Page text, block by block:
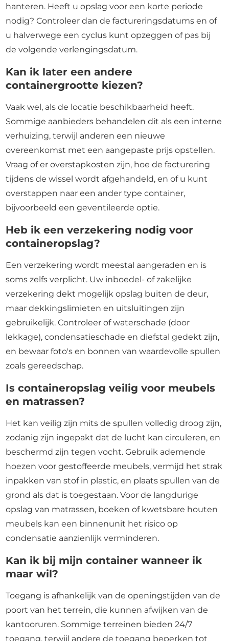
hanteren. Heeft u opslag voor een korte periode
nodig? Controleer dan de factureringsdatums en of
u halverwege een cyclus kunt opzeggen of pas bij
de volgende verlengingsdatum.
Kan ik later een andere
containergrootte kiezen?
Vaak wel, als de locatie beschikbaarheid heeft.
Sommige aanbieders behandelen dit als een interne
verhuizing, terwijl anderen een nieuwe
overeenkomst met een aangepaste prijs opstellen.
Vraag of er overstapkosten zijn, hoe de facturering
tijdens de wissel wordt afgehandeld, en of u kunt
overstappen naar een ander type container,
bijvoorbeeld een geventileerde optie.
Heb ik een verzekering nodig voor
containeropslag?
Een verzekering wordt meestal aangeraden en is
soms zelfs verplicht. Uw inboedel- of zakelijke
verzekering dekt mogelijk opslag buiten de deur,
maar dekkingslimieten en uitsluitingen zijn
gebruikelijk. Controleer of waterschade (door
lekkage), condensatieschade en diefstal gedekt zijn,
en bewaar foto's en bonnen van waardevolle spullen
zoals gereedschap.
Is containeropslag veilig voor meubels
en matrassen?
Het kan veilig zijn mits de spullen volledig droog zijn,
zodanig zijn ingepakt dat de lucht kan circuleren, en
beschermd zijn tegen vocht. Gebruik ademende
hoezen voor gestoffeerde meubels, vermijd het strak
inpakken van stof in plastic, en plaats spullen van de
grond als dat is toegestaan. Voor de langdurige
opslag van matrassen, boeken of kwetsbare houten
meubels kan een binnenunit het risico op
condensatie aanzienlijk verminderen.
Kan ik bij mijn container wanneer ik
maar wil?
Toegang is afhankelijk van de openingstijden van de
poort van het terrein, die kunnen afwijken van de
kantooruren. Sommige terreinen bieden 24/7
toegang, terwijl andere de toegang beperken tot